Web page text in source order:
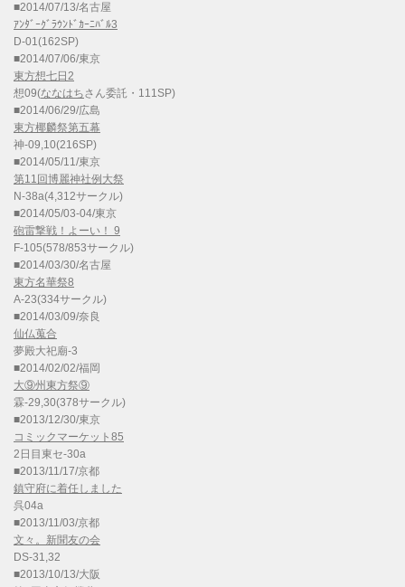
■2014/07/13/名古屋
ｱﾝﾀﾞｰｸﾞﾗｳﾝﾄﾞｶｰﾆﾊﾞﾙ3
D-01(162SP)
■2014/07/06/東京
東方想七日2
想09(ななはちさん委託・111SP)
■2014/06/29/広島
東方椰麟祭第五幕
神-09,10(216SP)
■2014/05/11/東京
第11回博麗神社例大祭
N-38a(4,312サークル)
■2014/05/03-04/東京
砲雷撃戦！よーい！ 9
F-105(578/853サークル)
■2014/03/30/名古屋
東方名華祭8
A-23(334サークル)
■2014/03/09/奈良
仙仏蒐合
夢殿大祀廟-3
■2014/02/02/福岡
大⑨州東方祭⑨
霖-29,30(378サークル)
■2013/12/30/東京
コミックマーケット85
2日目東セ-30a
■2013/11/17/京都
鎮守府に着任しました
呉04a
■2013/11/03/京都
文々。新聞友の会
DS-31,32
■2013/10/13/大阪